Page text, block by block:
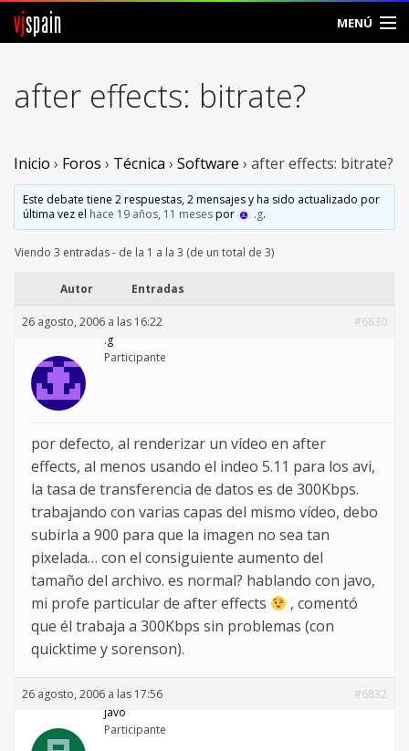
vjspain MENÚ
Foros
Vjspain
Contacto
Entrar
Crear Cuenta
after effects: bitrate?
Inicio › Foros › Técnica › Software › after effects: bitrate?
Este debate tiene 2 respuestas, 2 mensajes y ha sido actualizado por
última vez el hace 19 años, 11 mesespor .g.
Viendo 3 entradas - de la 1 a la 3 (de un total de 3)
Autor Entradas
26 agosto, 2006 a las 16:22
#6830
.g
Participante
por defecto, al renderizar un vídeo en after
effects, al menos usando el indeo 5.11 para los avi,
la tasa de transferencia de datos es de 300Kbps.
trabajando con varias capas del mismo vídeo, debo
subirla a 900 para que la imagen no sea tan
pixelada… con el consiguiente aumento del
tamaño del archivo. es normal? hablando con javo,
mi profe particular de after effects
, comentó
que él trabaja a 300Kbps sin problemas (con
quicktime y sorenson).
26 agosto, 2006 a las 17:56
#6832
javo
Participante